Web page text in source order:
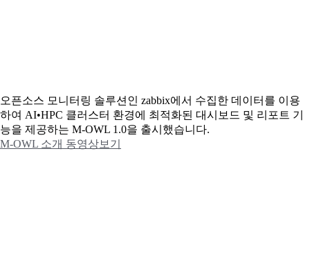
오픈소스 모니터링 솔루션인 zabbix에서 수집한 데이터를 이용
하여 AI•HPC 클러스터 환경에 최적화된 대시보드 및 리포트 기
능을 제공하는 M-OWL 1.0을 출시했습니다.
M-OWL 소개 동영상보기